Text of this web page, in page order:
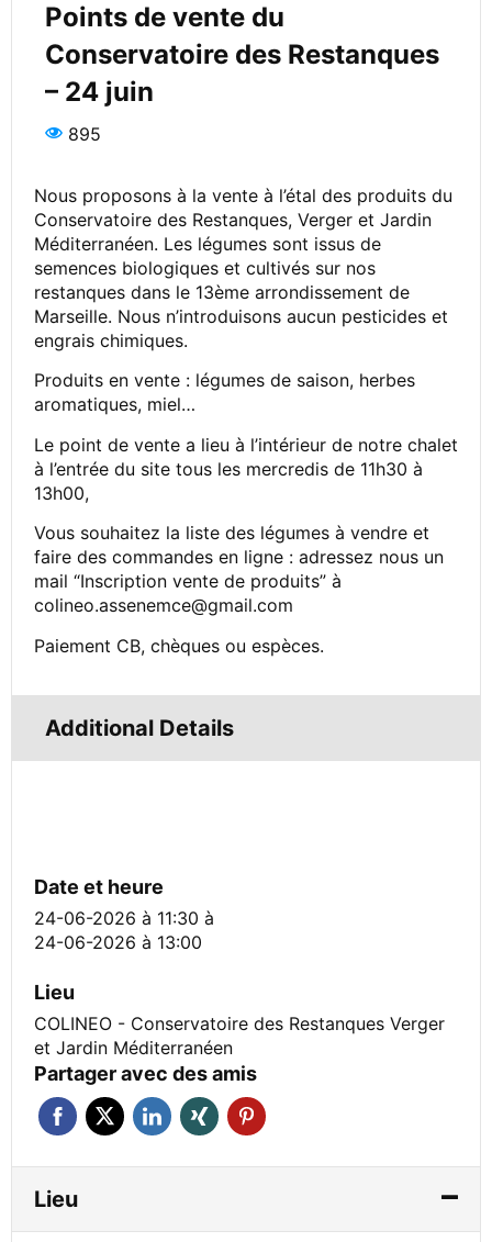
Points de vente du
Conservatoire des Restanques
– 24 juin
895
Nous proposons à la vente à l’étal des produits du
Conservatoire des Restanques, Verger et Jardin
Méditerranéen. Les légumes sont issus de
semences biologiques et cultivés sur nos
restanques dans le 13ème arrondissement de
Marseille. Nous n’introduisons aucun pesticides et
engrais chimiques.
Produits en vente : légumes de saison, herbes
aromatiques, miel…
Le point de vente a lieu à l’intérieur de notre chalet
à l’entrée du site tous les mercredis de 11h30 à
13h00,
Vous souhaitez la liste des légumes à vendre et
faire des commandes en ligne : adressez nous un
mail “Inscription vente de produits” à
colineo.assenemce@gmail.com
Paiement CB, chèques ou espèces.
Additional Details
Date et heure
24-06-2026 à 11:30 à
24-06-2026 à 13:00
Lieu
COLINEO - Conservatoire des Restanques Verger
et Jardin Méditerranéen
Partager avec des amis
Lieu